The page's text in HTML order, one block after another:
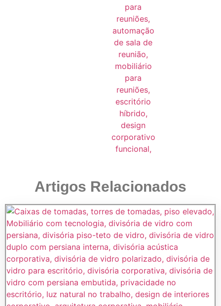
Artigos Relacionados